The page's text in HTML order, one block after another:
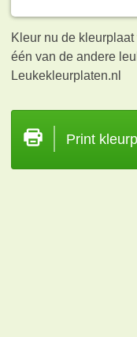
Kleur nu de
één van de andere
Leukekleurplaten.nl
Print